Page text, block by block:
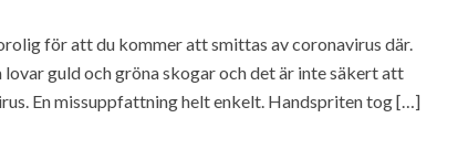
för att du kommer att smittas av coronavirus där.
guld och gröna skogar och det är inte säkert att
En missuppfattning helt enkelt. Handspriten tog […]